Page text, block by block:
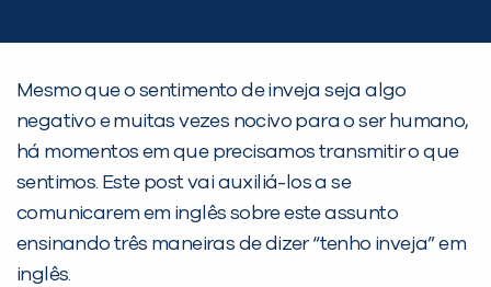
Mesmo que o sentimento de inveja seja algo
negativo e muitas vezes nocivo para o ser humano,
há momentos em que precisamos transmitir o que
sentimos. Este post vai auxiliá-los a se
comunicarem em inglês sobre este assunto
ensinando três maneiras de dizer “tenho inveja” em
inglês.